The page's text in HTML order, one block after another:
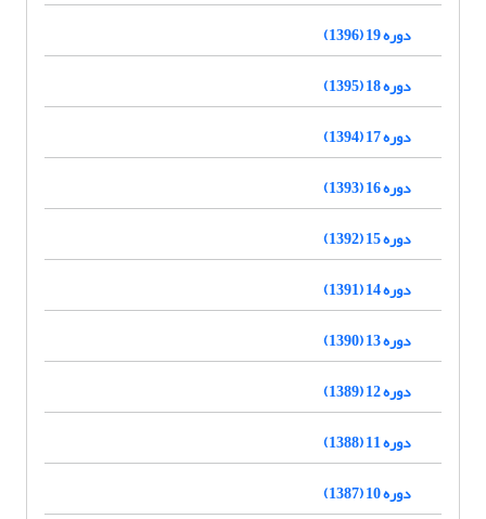
دوره 19 (1396)
دوره 18 (1395)
دوره 17 (1394)
دوره 16 (1393)
دوره 15 (1392)
دوره 14 (1391)
دوره 13 (1390)
دوره 12 (1389)
دوره 11 (1388)
دوره 10 (1387)